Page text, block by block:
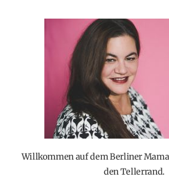
Willkommen auf dem Berliner
den Tellerrand.